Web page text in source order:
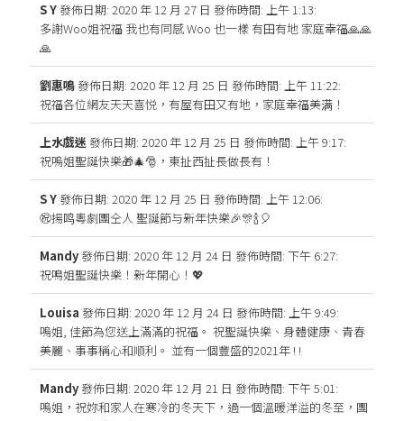
S Y發佈日期: 2020 年 12 月 27 日 發佈時間: 上午 1:13:
多謝Woo姐祝福 我也有同感 Woo 也一樣 有田有地 家庭幸福🙏🙏
🙏
劉惠鳴發佈日期: 2020 年 12 月 25 日 發佈時間: 上午 11:22:
祝福各位網友天天喜悦，有屋有田又有地，家庭幸福美满！
上水戲迷發佈日期: 2020 年 12 月 25 日 發佈時間: 上午 9:17:
祝嗚姐聖誕快樂🎁🎄🎅，東扯西扯長做長有！
S Y發佈日期: 2020 年 12 月 25 日 發佈時間: 上午 12:06:
㊗️揚鸣粵劇團仝人 聖誕節与新年快樂🎉🎊🍾️🎈
Mandy發佈日期: 2020 年 12 月 24 日 發佈時間: 下午 6:27:
祝鳴姐聖誕快樂！新年開心！💖
Louisa發佈日期: 2020 年 12 月 24 日 發佈時間: 上午 9:49:
嗚姐, 佳節為您送上滿滿的祝福。 祝聖誕快樂、身體健康、青春
美麗、事事稱心和順利。 並有一個豐盛的2021年 ! !
Mandy發佈日期: 2020 年 12 月 21 日 發佈時間: 下午 5:01:
嗚姐，祝妳和家人在寒冷的冬天下，過一個溫暖洋溢的冬至，團